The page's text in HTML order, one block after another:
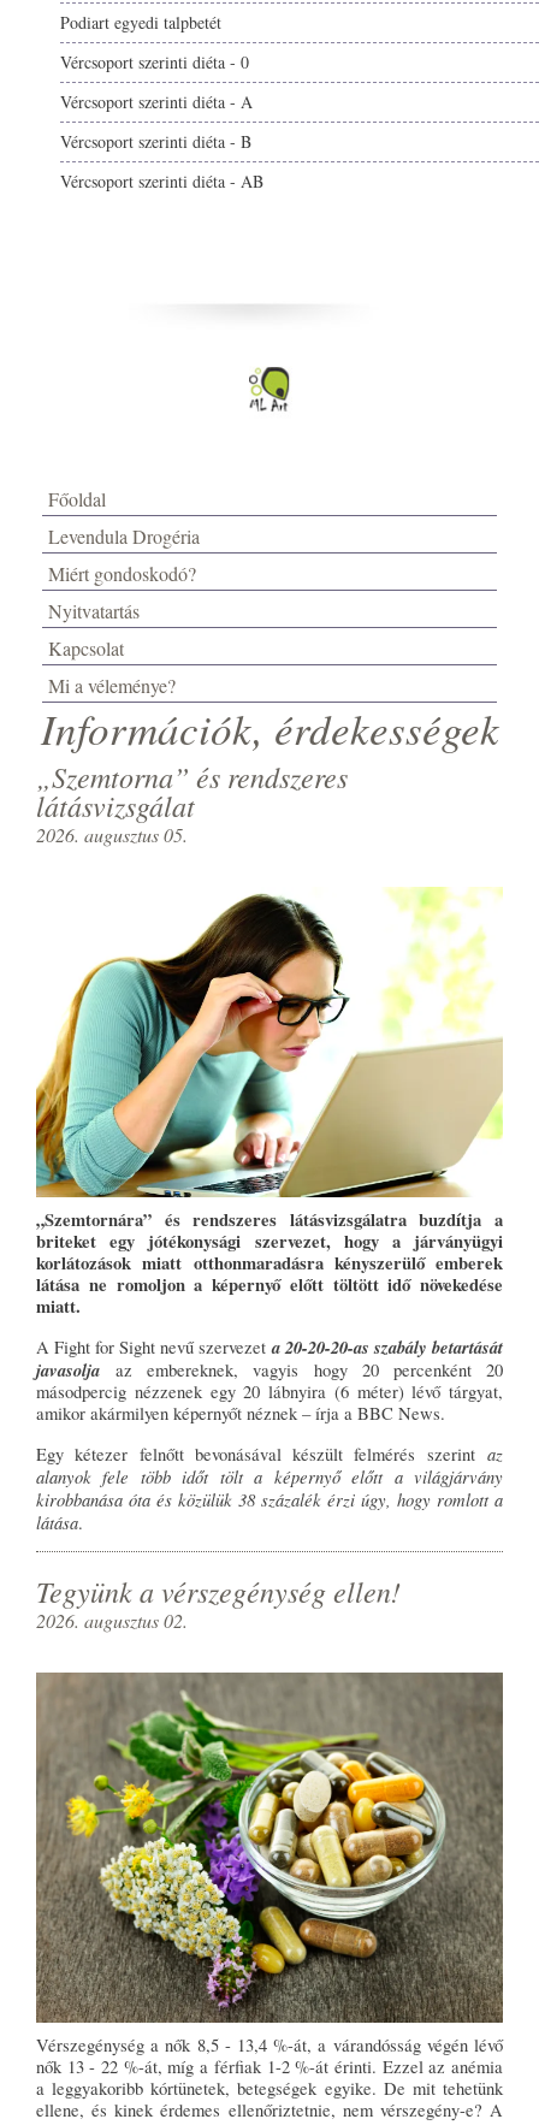
Podiart egyedi talpbetét
Vércsoport szerinti diéta - 0
Vércsoport szerinti diéta - A
Vércsoport szerinti diéta - B
Vércsoport szerinti diéta - AB
Főoldal
Levendula Drogéria
Miért gondoskodó?
Nyitvatartás
Kapcsolat
Mi a véleménye?
Információk, érdekességek
„Szemtorna” és rendszeres
látásvizsgálat
2026. augusztus 05.
„Szemtornára” és rendszeres látásvizsgálatra buzdítja a
briteket egy jótékonysági szervezet, hogy a járványügyi
korlátozások miatt otthonmaradásra kényszerülő emberek
látása ne romoljon a képernyő előtt töltött idő növekedése
miatt.
A Fight for Sight nevű szervezeta 20-20-20-as szabály betartását
javasolja az embereknek, vagyis hogy 20 percenként 20
másodpercig nézzenek egy 20 lábnyira (6 méter) lévő tárgyat,
amikor akármilyen képernyőt néznek – írja a BBC News.
Egy kétezer felnőtt bevonásával készült felmérés szerintaz
alanyok fele több időt tölt a képernyő előtt a világjárvány
kirobbanása óta és közülük 38 százalék érzi úgy, hogy romlott a
látása.
Tegyünk a vérszegénység ellen!
2026. augusztus 02.
Vérszegénység a nők 8,5 - 13,4 %-át, a várandósság végén lévő
nők 13 - 22 %-át, míg a férfiak 1-2 %-át érinti. Ezzel az anémia
a leggyakoribb kórtünetek, betegségek egyike. De mit tehetünk
ellene, és kinek érdemes ellenőriztetnie, nem vérszegény-e? A